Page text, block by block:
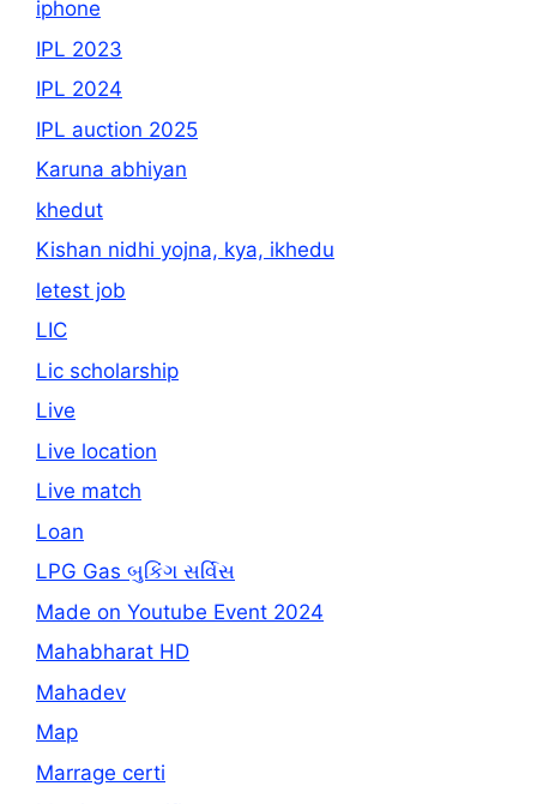
iphone
IPL 2023
IPL 2024
IPL auction 2025
Karuna abhiyan
khedut
Kishan nidhi yojna, kya, ikhedu
letest job
LIC
Lic scholarship
Live
Live location
Live match
Loan
LPG Gas બુકિંગ સર્વિસ
Made on Youtube Event 2024
Mahabharat HD
Mahadev
Map
Marrage certi